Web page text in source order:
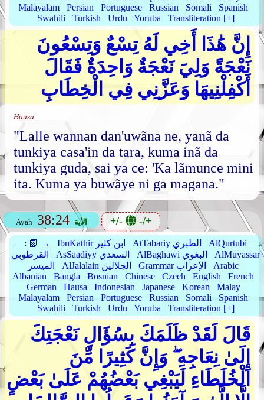
Malayalam
Persian Portuguese Russian Somali
Spanish
Swahili
Turkish Urdu Yoruba Transliteration [+]
إِنَّ هَٰذَا أَخِي لَهُ تِسْعٌ وَتِسْعُونَ
نَعْجَةً وَلِيَ نَعْجَةٌ وَاحِدَةٌ فَقَالَ
أَكْفِلْنِيهَا وَعَزَّنِي فِي الْخِطَابِ
Hausa
"Lalle wannan dan'uwãna ne, yanã da
tunkiya casa'in da tara, kuma inã da
tunkiya guda, sai ya ce: 'Ka lãmunce mini
ita. Kuma ya buwãye ni ga magana."
Ayah 38:24 الأية +/- -/+
: 📗 → IbnKathir ابن كثير AtTabariy الطبري
AlQurtubi
القرطوبي
AsSaadiyy السعدي AlBaghawi البغوي
AlMuyassar
الميسر
AlJalalain الجلالين Grammar الإعراب
Arabic
Albanian
Bangla Bosnian Chinese Czech English
French
German
Hausa Indonesian Japanese Korean
Malay
Malayalam
Persian Portuguese Russian Somali
Spanish
Swahili
Turkish Urdu Yoruba Transliteration [+]
قَالَ لَقَدْ ظَلَمَكَ بِسُؤَالِ نَعْجَتِكَ
إِلَىٰ نِعَاجِهِ ۖ وَإِنَّ كَثِيرًا مِّنَ
الْخُلَطَاءِ لَيَبْغِي بَعْضُهُمْ عَلَىٰ بَعْضٍ